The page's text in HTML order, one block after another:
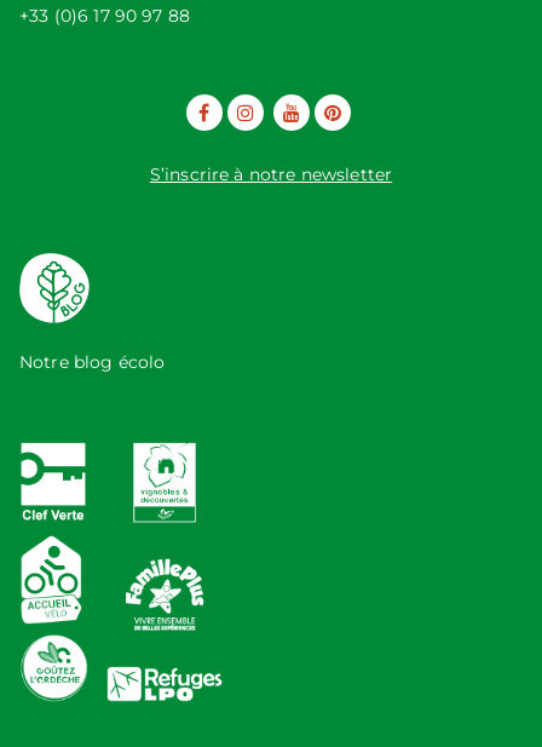
+33 (0)6 17 90 97 88
S’inscrire à notre newsletter
Notre blog écolo